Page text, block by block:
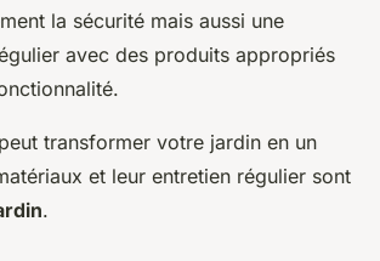
la sécurité mais aussi une
avec des produits appropriés
peut transformer votre jardin en un
et leur entretien régulier sont
.